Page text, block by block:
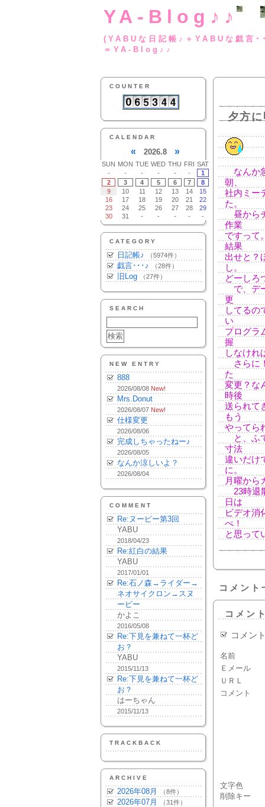
YA-Blog♪♪
(YABUな日記帳♪
＝YA-Blog♪♪
COUNTER
CALENDAR
« 2026.8 »
SUN MON TUE WED THU FRI SAT
-
- - - - -
1
2
3 4 5 6 7
8
9
10 11 12 13 14
15
16
17 18 19 20 21
22
23
24 25 26 27 28
29
30
31 - - - - -
CATEGORY
日記帳♪ （5974件）
戯言･･･♪ （28件）
旧Log （27件）
SEARCH
NEW ENTRY
888
2026/08/08 New!
Mrs.Donut
2026/08/07 New!
仕様変更
2026/08/06
完成しちゃったねー♪
2026/08/05
なんか涼しいよ？
2026/08/04
COMMENT
Re:ヌーピー第3回
YABU
2018/04/23
Re:紅白の結果
YABU
2017/01/01
Re:石ノ森→ライダー→
ネオサイクロン→スヌ
ーピー
かよこ
2016/05/08
Re:下見を兼ねて一杯ど
お？
YABU
2015/11/13
Re:下見を兼ねて一杯ど
お？
はーちゃん
2015/11/13
TRACKBACK
ARCHIVE
2026年08月 （8件）
2026年07月 （31件）
夕方
なんか
朝、
社内ミー
た。
昼から
作業
ですって
結果
出せと？
し。
どーしろ
で、デ
更
してるの
い
プログラ
握
しなけれ
さらに
た
変更？な
時後
送られて
もう
やってら
と、ふ
寸法
違いだけ
に。
月曜から
23時退
日は
ビデオ消
べ！
と思って
コメント
コメン
コメン
名前
Ｅメール
ＵＲＬ
コメント
文字色
削除キー